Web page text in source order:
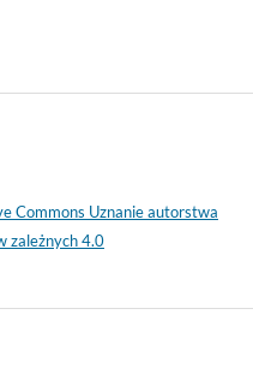
Commons Uznanie autorstwa
zależnych 4.0